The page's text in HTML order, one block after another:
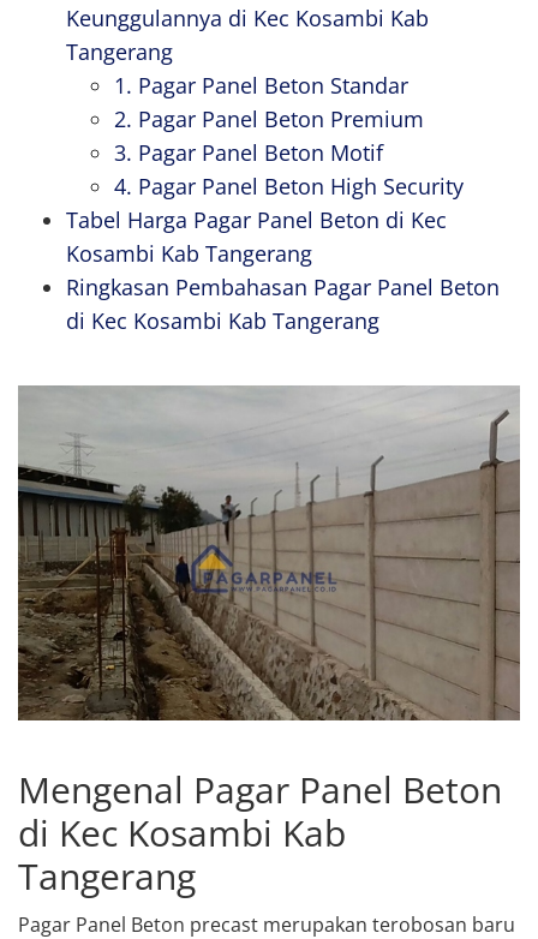
Keunggulannya di Kec Kosambi Kab
Tangerang
1. Pagar Panel Beton Standar
2. Pagar Panel Beton Premium
3. Pagar Panel Beton Motif
4. Pagar Panel Beton High Security
Tabel Harga Pagar Panel Beton di Kec
Kosambi Kab Tangerang
Ringkasan Pembahasan Pagar Panel Beton
di Kec Kosambi Kab Tangerang
Mengenal Pagar Panel Beton
di Kec Kosambi Kab
Tangerang
Pagar Panel Beton precast merupakan terobosan baru